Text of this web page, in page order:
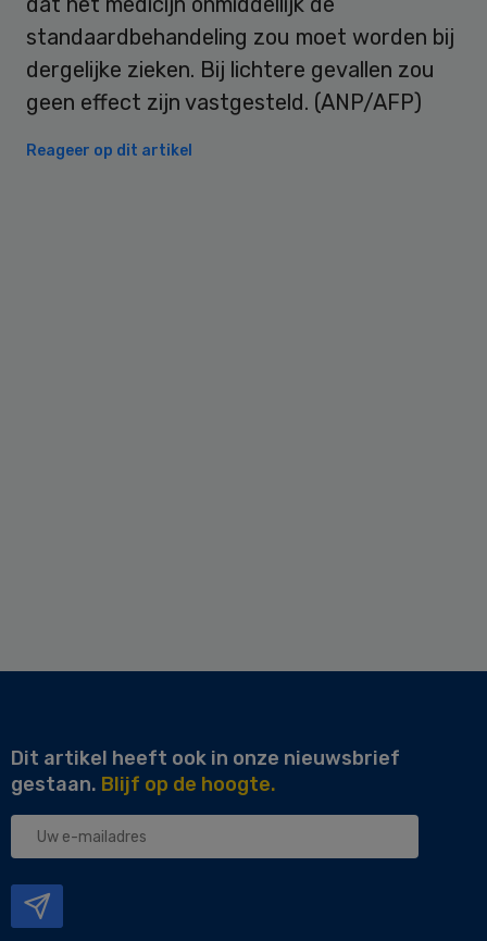
standaardbehandeling zou moet worden bij
dergelijke zieken. Bij lichtere gevallen zou
geen effect zijn vastgesteld. (ANP/AFP)
Reageer op dit artikel
Dit artikel heeft ook in onze nieuwsbrief
gestaan. Blijf op de hoogte.
Uw